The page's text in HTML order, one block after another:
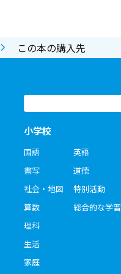
この本の購入先
小学校
国語
書写
社会・地図
算数
理科
生活
家庭
英語
道徳
特別活動
総合的な学習